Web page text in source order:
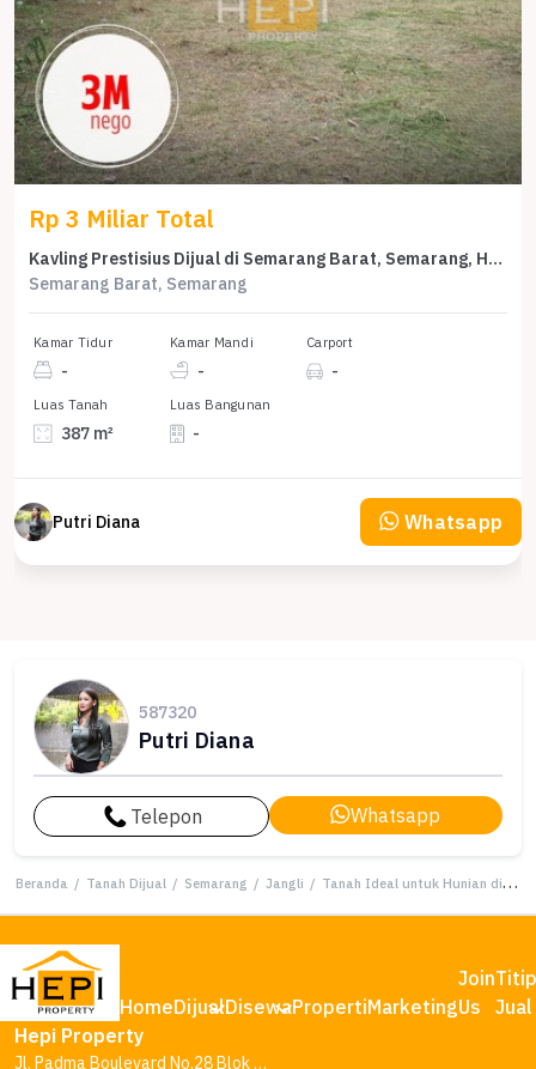
Rp 3 Miliar Total
Kavling Prestisius Dijual di Semarang Barat, Semarang, Harga 3 Miliar
Semarang Barat, Semarang
Kamar Tidur
-
Kamar Mandi
-
Carport
-
Luas Tanah
387 m²
Luas Bangunan
-
Putri Diana Whatsapp
587320
Putri Diana
Telepon Whatsapp
Beranda / Tanah Dijual / Semarang / Jangli / Tanah Ideal untuk Hunian di Jangli, Semarang, Luas 286m²
HomeDijualDisewaPropertiMarketing
Join
Us
Jual
Hepi Property
Jl. Padma Boulevard No.28 Blok AA1, Tambakharjo, Kec. Semarang Barat, Kota Semarang, Jawa Tengah 50145